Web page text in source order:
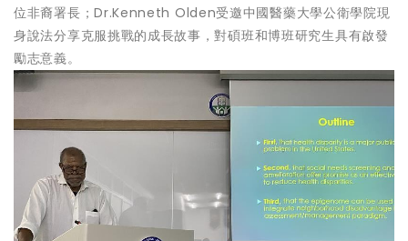
位非裔署長；Dr.Kenneth Olden受邀中國醫藥大學公衛學院現
身說法分享克服挑戰的成長故事，對碩班和博班研究生具有啟發
勵志意義。